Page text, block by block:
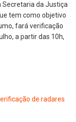
Secretaria da Justiça
tem como objetivo
fará verificação
a partir das 10h,